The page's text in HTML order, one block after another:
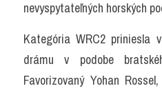
nevyspytateľných horských
Kategória WRC2 priniesla
drámu v podobe
Favorizovaný Yohan